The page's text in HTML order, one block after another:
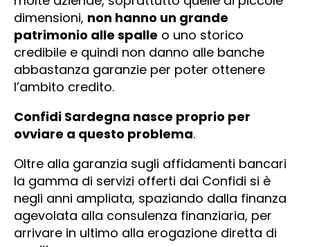
dimensioni, non hanno un grande
patrimonio alle spalle o uno storico
credibile e quindi non danno alle banche
abbastanza garanzie per poter ottenere
l’ambito credito.
Confidi Sardegna nasce proprio per
ovviare a questo problema.
Oltre alla garanzia sugli affidamenti bancari
la gamma di servizi offerti dai Confidi si è
negli anni ampliata, spaziando dalla finanza
agevolata alla consulenza finanziaria, per
arrivare in ultimo alla erogazione diretta di